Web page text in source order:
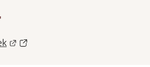
Länk till annan webbplats.